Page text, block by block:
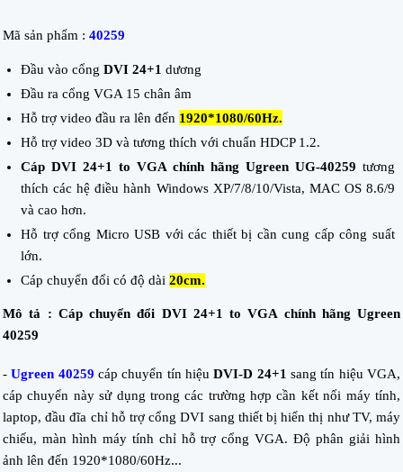
Mã sản phẩm : 40259
Đầu vào cổng DVI 24+1 dương
Đầu ra cổng VGA 15 chân âm
Hỗ trợ video đầu ra lên đến 1920*1080/60Hz.
Hỗ trợ video 3D và tương thích với chuẩn HDCP 1.2.
Cáp DVI 24+1 to VGA chính hãng Ugreen UG-40259 tương
thích các hệ điều hành Windows XP/7/8/10/Vista, MAC OS 8.6/9
và cao hơn.
Hỗ trợ cổng Micro USB với các thiết bị cần cung cấp công suất
lớn.
Cáp chuyển đổi có độ dài 20cm.
Mô tả : Cáp chuyển đổi DVI 24+1 to VGA chính hãng Ugreen
40259
-Ugreen 40259 cáp chuyển tín hiệuDVI-D 24+1 sang tín hiệu VGA,
cáp chuyển này sử dụng trong các trường hợp cần kết nối máy tính,
laptop, đầu đĩa chỉ hỗ trợ cổng DVI sang thiết bị hiển thị như TV, máy
chiếu, màn hình máy tính chỉ hỗ trợ cổng VGA. Độ phân giải hình
ảnh lên đến 1920*1080/60Hz...